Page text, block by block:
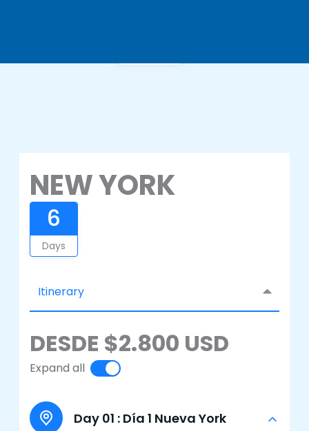
NEW YORK
6
Days
Itinerary
DESDE $2.800 USD
Expand all
Day 01 : Día 1 Nueva York